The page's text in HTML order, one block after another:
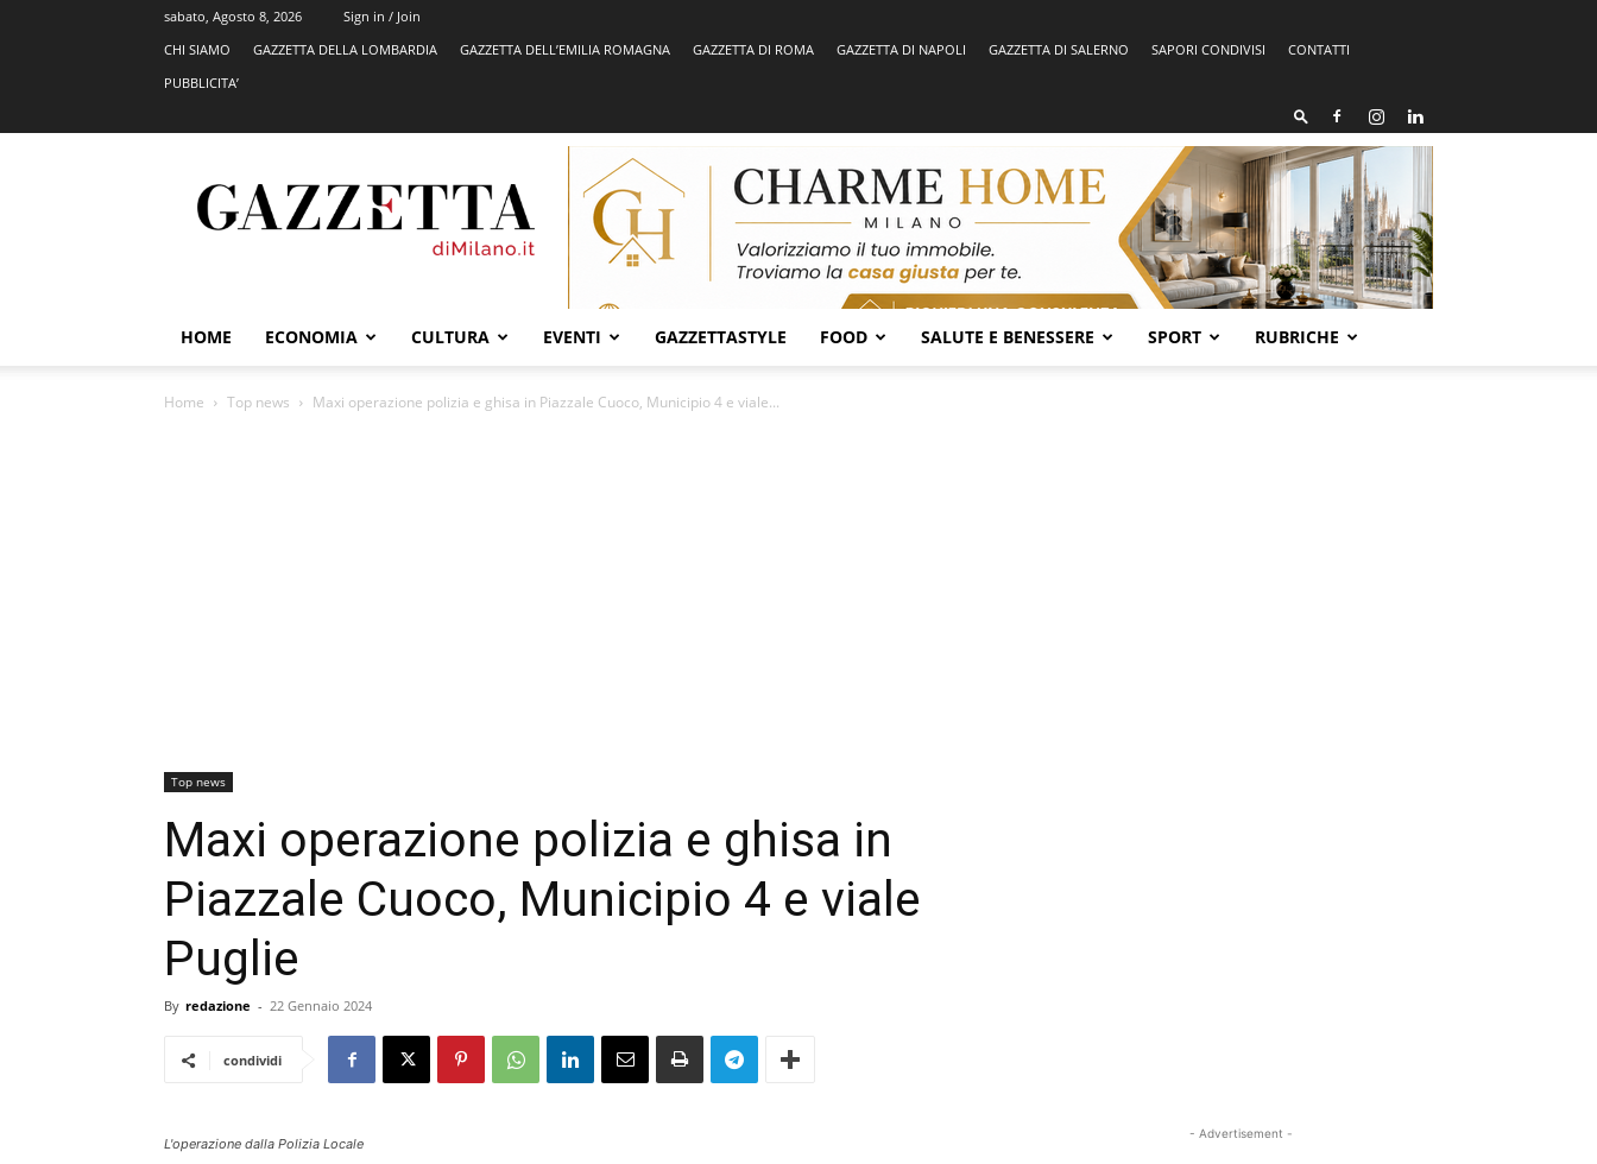
sabato, Agosto 8, 2026
Sign in / Join
CHI SIAMO
GAZZETTA DELLA LOMBARDIA GAZZETTA DELL’EMILIA ROMAGNA GAZZETTA DI ROMA GAZZETTA DI NAPOLI GAZZETTA DI SALERNO SAPORI CONDIVISI
CONTATTI
PUBBLICITA’
HOME ECONOMIA CULTURA EVENTI GAZZETTASTYLE FOOD SALUTE E BENESSERE SPORT RUBRICHE
Home Top news Maxi operazione polizia e ghisa in Piazzale Cuoco, Municipio 4 e viale...
Top news
Maxi operazione polizia e ghisa in
Piazzale Cuoco, Municipio 4 e viale
Puglie
By redazione - 22 Gennaio 2024
condividi
L'operazione dalla Polizia Locale
- Advertisement -